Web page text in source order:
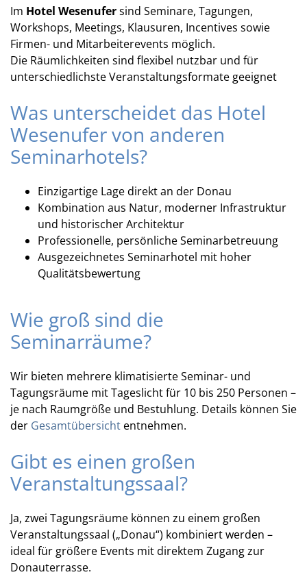
Im Hotel Wesenufersind Seminare, Tagungen,
Workshops, Meetings, Klausuren, Incentives sowie
Firmen- und Mitarbeiterevents möglich.
Die Räumlichkeiten sind flexibel nutzbar und für
unterschiedlichste Veranstaltungsformate geeignet
Was unterscheidet das Hotel
Wesenufer von anderen
Seminarhotels?
Einzigartige Lage direkt an der Donau
Kombination aus Natur, moderner Infrastruktur
und historischer Architektur
Professionelle, persönliche Seminarbetreuung
Ausgezeichnetes Seminarhotel mit hoher
Qualitätsbewertung
Wie groß sind die
Seminarräume?
Wir bieten mehrere klimatisierte Seminar- und
Tagungsräume mit Tageslicht für 10 bis 250 Personen –
je nach Raumgröße und Bestuhlung. Details können Sie
der Gesamtübersicht entnehmen.
Gibt es einen großen
Veranstaltungssaal?
Ja, zwei Tagungsräume können zu einem großen
Veranstaltungssaal („Donau“) kombiniert werden –
ideal für größere Events mit direktem Zugang zur
Donauterrasse.